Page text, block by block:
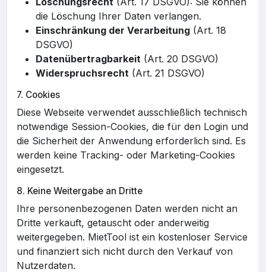
die Löschung Ihrer Daten verlangen.
Einschränkung der Verarbeitung (Art. 18
DSGVO)
Datenübertragbarkeit (Art. 20 DSGVO)
Widerspruchsrecht (Art. 21 DSGVO)
7. Cookies
Diese Webseite verwendet ausschließlich technisch
notwendige Session-Cookies, die für den Login und
die Sicherheit der Anwendung erforderlich sind. Es
werden keine Tracking- oder Marketing-Cookies
eingesetzt.
8. Keine Weitergabe an Dritte
Ihre personenbezogenen Daten werden nicht an
Dritte verkauft, getauscht oder anderweitig
weitergegeben. MietTool ist ein kostenloser Service
und finanziert sich nicht durch den Verkauf von
Nutzerdaten.